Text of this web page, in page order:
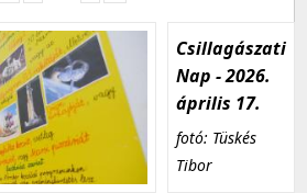
Csillagászati
Nap - 2026.
április 17.
fotó: Tüskés
Tibor